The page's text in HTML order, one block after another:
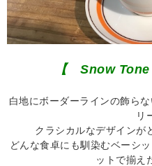
【 Snow
白地にボーダーラインの飾ら
リ
クラシカルなデザインが
どんな食卓にも馴染むベーシ
ットで揃え